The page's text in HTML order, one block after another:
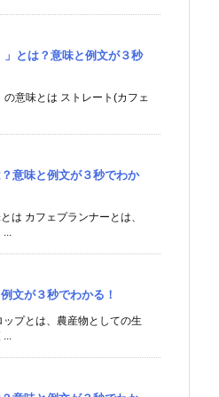
」とは？意味と例文が３秒
の意味とは ストレート(カフェ
意味と例文が３秒でわか
は カフェプランナーとは、
文が３秒でわかる！
ップとは、農産物としての生